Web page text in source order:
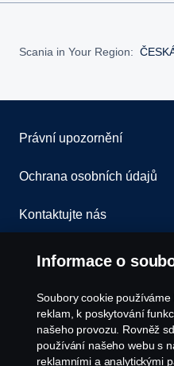
Scania in Your Region:
Právní upozornění
Ochrana osobních údajů
Kontaktujte nás
Všeobecné obchodní
Oznámení porušení
Zásady Cookies
Informace o
Soubory cookie
reklam, k poskytování
našeho provozu. Rovněž
používání našeho webu s
reklamními a analytickými